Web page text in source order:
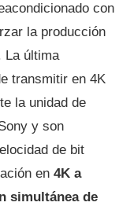
con
la producción
La última
transmitir en 4K
la unidad de
y son
de bit
en 4K a
simultánea de